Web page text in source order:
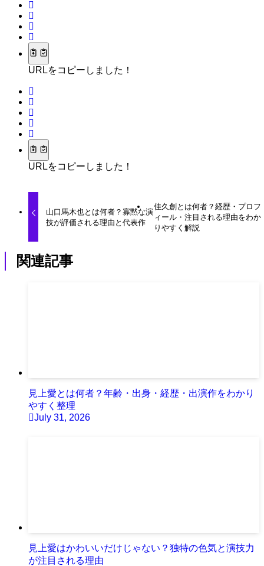
URLをコピーしました！
URLをコピーしました！
山口馬木也とは何者？寡黙な演
技が評価される理由と代表作
佳久創とは何者？経歴・プロフ
ィール・注目される理由をわか
りやすく解説
関連記事
見上愛とは何者？年齢・出身・経歴・出演作をわかり
やすく整理
July 31, 2026
見上愛はかわいいだけじゃない？独特の色気と演技力
が注目される理由